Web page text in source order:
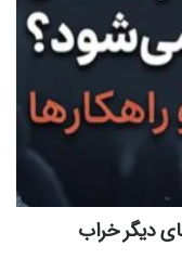
دیگر خراب